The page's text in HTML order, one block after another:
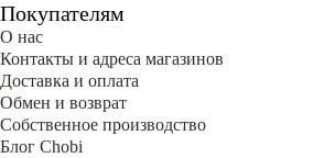
Покупателям
О нас
Контакты и адреса магазинов
Доставка и оплата
Обмен и возврат
Собственное производство
Блог Сhobi